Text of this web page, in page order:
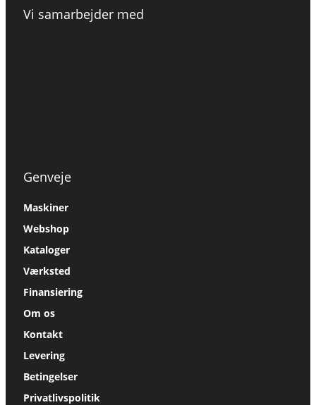
Vi samarbejder med
Genveje
Maskiner
Webshop
Kataloger
Værksted
Finansiering
Om os
Kontakt
Levering
Betingelser
Privatlivspolitik